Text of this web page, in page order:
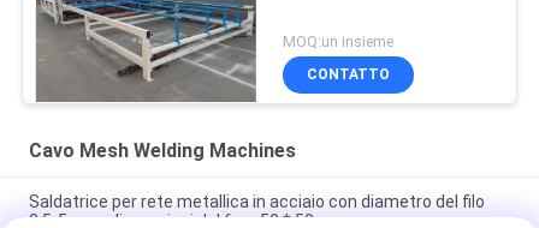
MOQ:un insieme
CONTATTO
Cavo Mesh Welding Machines
Saldatrice per rete metallica in acciaio con diametro del filo
2,5-5 mm, dimensioni del foro 50 * 50 mm